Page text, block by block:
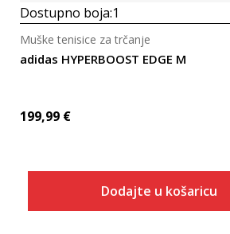
Dostupno boja:1
adidas HYPERBOOST EDGE M
Muške tenisice za trčanje
199,99 €
Dodajte u košaricu